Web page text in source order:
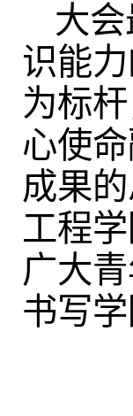
大
识能
为标
心使
成果
工程
广大
书写